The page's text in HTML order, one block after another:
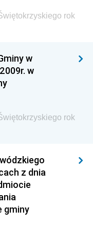
i Gospodarki
Unii
rok
w
w
rok
z dnia
gminy